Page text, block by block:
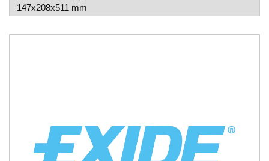
147x208x511 mm